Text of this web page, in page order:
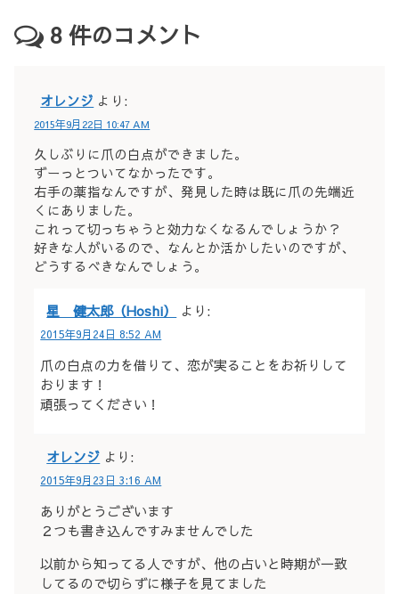
8 件のコメント
オレンジ より:
2015年9月22日 10:47 AM
久しぶりに爪の白点ができました。
ずーっとついてなかったです。
右手の薬指なんですが、発見した時は既に爪の先端近
くにありました。
これって切っちゃうと効力なくなるんでしょうか？
好きな人がいるので、なんとか活かしたいのですが、
どうするべきなんでしょう。
星 健太郎（Hoshi） より:
2015年9月24日 8:52 AM
爪の白点の力を借りて、恋が実ることをお祈りして
おります！
頑張ってください！
オレンジ より:
2015年9月23日 3:16 AM
ありがとうございます
２つも書き込んですみませんでした
以前から知ってる人ですが、他の占いと時期が一致
してるので切らずに様子を見てました